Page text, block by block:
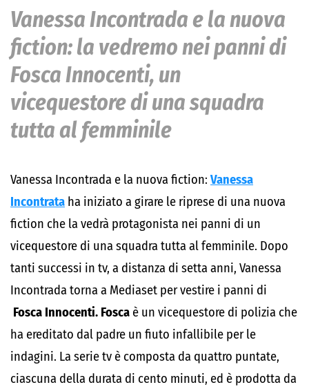
Vanessa Incontrada e la nuova
fiction: la vedremo nei panni di
Fosca Innocenti, un
vicequestore di una squadra
tutta al femminile
Vanessa Incontrada e la nuova fiction: Vanessa
Incontrata ha iniziato a girare le riprese di una nuova
fiction che la vedrà protagonista nei panni di un
vicequestore di una squadra tutta al femminile. Dopo
tanti successi in tv, a distanza di setta anni, Vanessa
Incontrada torna a Mediaset per vestire i panni di
Fosca Innocenti. Fosca è un vicequestore di polizia che
ha ereditato dal padre un fiuto infallibile per le
indagini. La serie tv è composta da quattro puntate,
ciascuna della durata di cento minuti, ed è prodotta da